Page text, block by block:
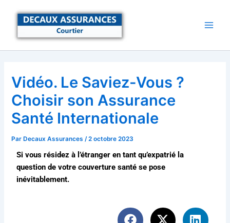
Vidéo. Le Saviez-Vous ?
Choisir son Assurance
Santé Internationale
Par Decaux Assurances/2 octobre 2023
Si vous résidez à l’étranger en tant qu’expatrié la
question de votre couverture santé se pose
inévitablement.